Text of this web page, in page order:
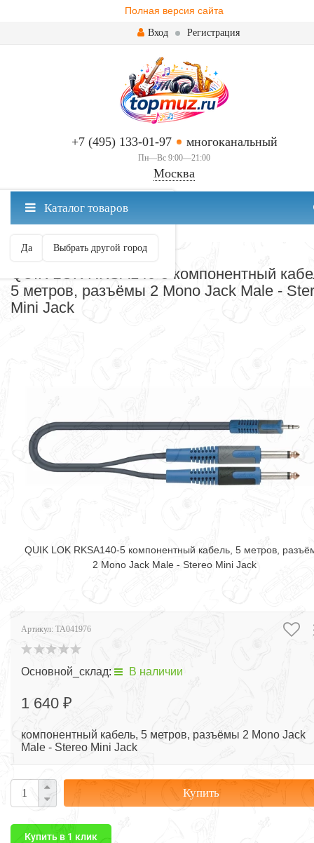
Полная версия сайта
Вход Регистрация
+7 (495) 133-01-97 многоканальный
Пн—Вс 9:00—21:00
Москва
Москва ваш город?
Да Выбрать другой город
Каталог товаров
СОЕДИНИТЕЛЬНЫЕ КАБЕЛИ
QUIK LOK RKSA140-5 компонентный
5 метров, разъёмы 2 Mono Jack Male -
Mini Jack
QUIK LOK RKSA140-5 компонентный кабель, 5 метров,
2 Mono Jack Male - Stereo Mini Jack
Артикул: TA041976
Основной_склад: В наличии
1 640 ₽
компонентный кабель, 5 метров, разъёмы 2 Mono Jack
Male - Stereo Mini Jack
Купить
Купить в 1 клик